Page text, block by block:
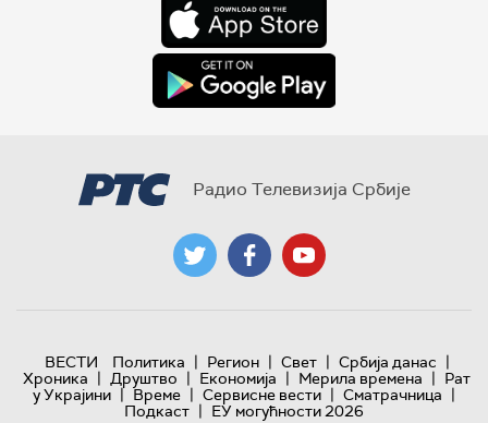
Радио Телевизија Србије
ВЕСТИ Политика | Регион | Свет | Србија данас |
Хроника | Друштво | Економија | Мерила времена | Рат
у Украјини | Време | Сервисне вести | Сматрачница |
Подкаст | ЕУ могућности 2026